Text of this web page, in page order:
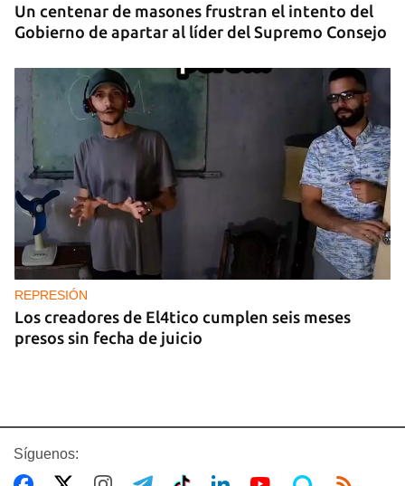
Un centenar de masones frustran el intento del
Gobierno de apartar al líder del Supremo Consejo
REPRESIÓN
Los creadores de El4tico cumplen seis meses
presos sin fecha de juicio
Síguenos: